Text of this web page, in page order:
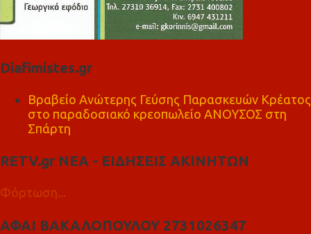
Diafimistes.gr
Βραβείο Ανώτερης Γεύσης Παρασκευών Κρέατος
στο παραδοσιακό κρεοπωλείο ΑΝΟΥΣΟΣ στη
Σπάρτη
RETV.gr ΝΕΑ - ΕΙΔΗΣΕΙΣ ΑΚΙΝΗΤΩΝ
Φόρτωση...
ΑΦΑΙ ΒΑΚΑΛΟΠΟΥΛΟΥ 2731026347